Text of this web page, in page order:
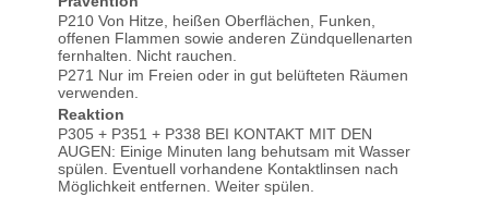
P210 Von Hitze, heißen Oberflächen, Funken,
offenen Flammen sowie anderen Zündquellenarten
fernhalten. Nicht rauchen.
P271 Nur im Freien oder in gut belüfteten Räumen
verwenden.
Reaktion
P305 + P351 + P338 BEI KONTAKT MIT DEN
AUGEN: Einige Minuten lang behutsam mit Wasser
spülen. Eventuell vorhandene Kontaktlinsen nach
Möglichkeit entfernen. Weiter spülen.
Kai wrote on 14.07.2025
Funktioniert super